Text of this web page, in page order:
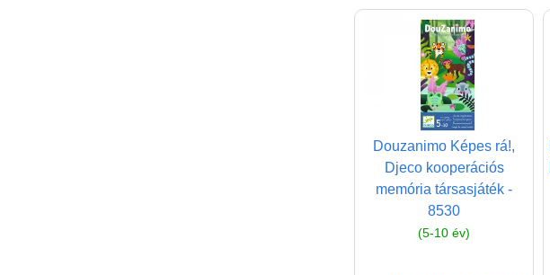
Douzanimo Képes rá!,
Djeco kooperációs
memória társasjáték -
8530
(5-10 év)